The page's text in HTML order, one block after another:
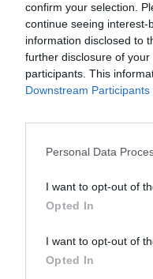
confirm your selection.
continue seeing
information disclosed to
further disclosure of your
participants. This
Downstream Participants
Personal Data
I want to opt-out of
Opted In
I want to opt-out of
Opted In